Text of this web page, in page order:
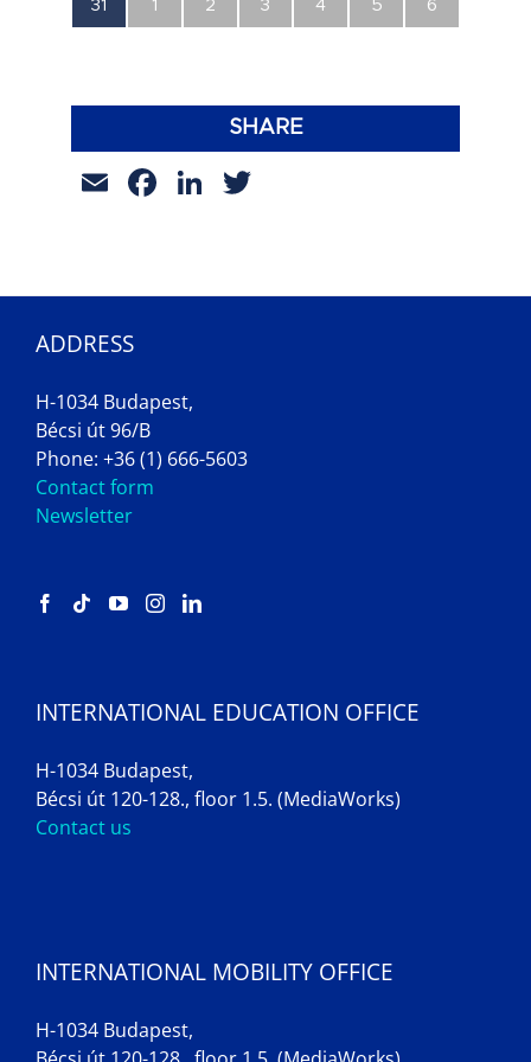
0
esemény,
31
0
esemény,
1
0
esemény,
2
0
esemény,
3
0
esemény,
4
0
esemény,
5
0
esemény,
6
SHARE
EmailFacebook
LinkedIn
ADDRESS
H-1034 Budapest,
Bécsi út 96/B
Phone: +36 (1) 666-5603
Contact form
Newsletter
INTERNATIONAL EDUCATION OFFICE
H-1034 Budapest,
Bécsi út 120-128., floor 1.5. (MediaWorks)
Contact us
INTERNATIONAL MOBILITY OFFICE
H-1034 Budapest,